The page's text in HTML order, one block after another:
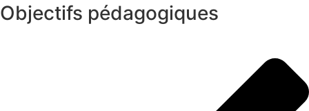
Objectifs pédagogiques